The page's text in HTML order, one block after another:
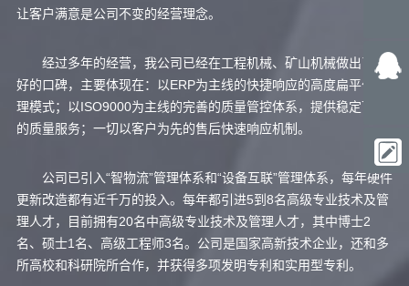
让客户满意是公司不变的经营理念。
经过多年的经营，我公司已经在工程机械、矿山机械做出了良
好的口碑，主要体现在：以ERP为主线的快捷响应的高度扁平化管
理模式；以ISO9000为主线的完善的质量管控体系，提供稳定可靠
的质量服务；一切以客户为先的售后快速响应机制。
公司已引入“智物流”管理体系和“设备互联”管理体系，每年硬件
更新改造都有近千万的投入。每年都引进5到8名高级专业技术及管
理人才，目前拥有20名中高级专业技术及管理人才，其中博士2
名、硕士1名、高级工程师3名。公司是国家高新技术企业，还和多
所高校和科研院所合作，并获得多项发明专利和实用型专利。